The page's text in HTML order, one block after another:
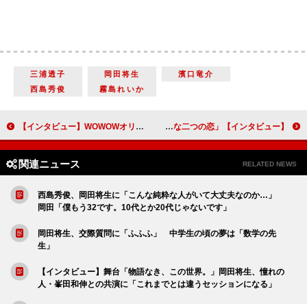
三浦透子 岡田将生
濱口竜介
西島秀俊
霧島れいか
【インタビュー】WOWOWオリジナルドラマ「グラップラー刃牙はＢＬではないかと考え続けた乙女の記録ッッ」松本穂香 挑戦となった腐女子役で「鍛えられた」 【インタビュー】舞台「近松心中物語」石橋静河が体現する「生きるエネルギーが爆発したような二つの恋」
関連ニュース RELATED NEWS
西島秀俊、岡田将生に「こんな純粋な人がいて大丈夫なのか…」
岡田「僕もう32です。10代とか20代じゃないです」
岡田将生、交際質問に「ふふふ」 中学生の頃の夢は「数学の先
生」
【インタビュー】舞台「物語なき、この世界。」岡田将生、憧れの
人・峯田和伸との共演に「これまでとは違うセッションになる」